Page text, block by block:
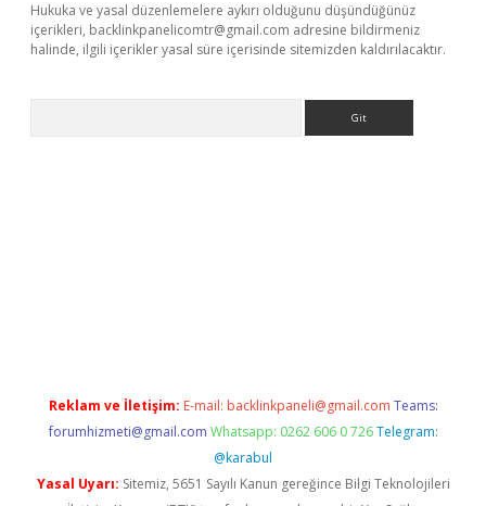
Hukuka ve yasal düzenlemelere aykırı olduğunu düşündüğünüz
içerikleri, backlinkpanelicomtr@gmail.com adresine bildirmeniz
halinde, ilgili içerikler yasal süre içerisinde sitemizden kaldırılacaktır.
Reklam ve İletişim: E-mail: backlinkpaneli@gmail.com Teams:
forumhizmeti@gmail.com Whatsapp: 0262 606 0 726 Telegram:
@karabul
Yasal Uyarı: Sitemiz, 5651 Sayılı Kanun gereğince Bilgi Teknolojileri